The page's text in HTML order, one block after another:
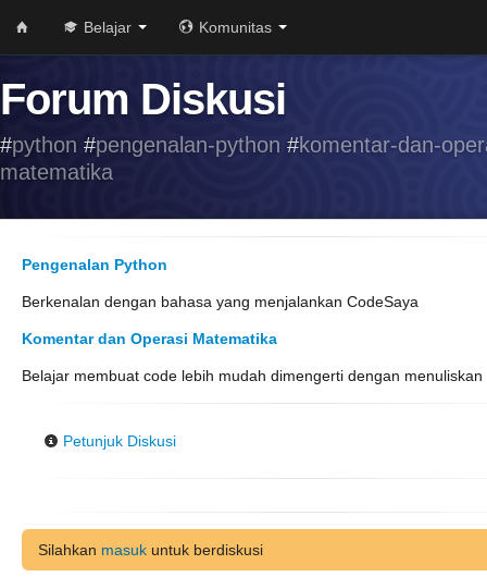
Belajar Komunitas
Forum Diskusi
#python #pengenalan-python #komentar-dan-
matematika
Pengenalan Python
Berkenalan dengan bahasa yang menjalankan CodeSaya
Komentar dan Operasi Matematika
Belajar membuat code lebih mudah dimengerti dengan menuliskan
Petunjuk Diskusi
Silahkan masuk untuk berdiskusi